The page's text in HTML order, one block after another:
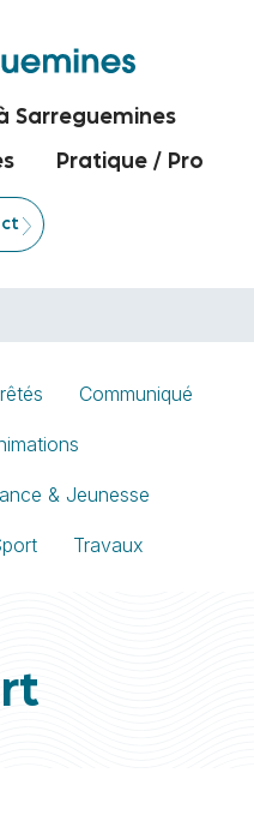
Sarreguemines
Pratique / Pro
Communiqué
& Jeunesse
Travaux